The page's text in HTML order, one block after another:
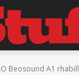
Beosound A1